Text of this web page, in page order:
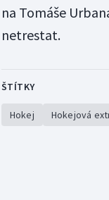
na Tomáše
netrestat.
ŠTÍTKY
Hokej Hokejová